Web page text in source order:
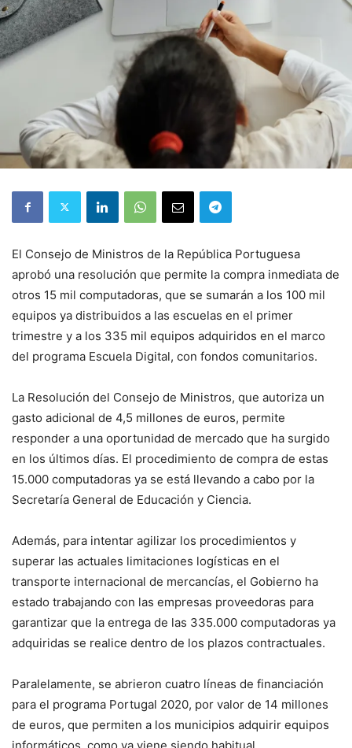
El Consejo de Ministros de la República Portuguesa
aprobó una resolución que permite la compra inmediata de
otros 15 mil computadoras, que se sumarán a los 100 mil
equipos ya distribuidos a las escuelas en el primer
trimestre y a los 335 mil equipos adquiridos en el marco
del programa Escuela Digital, con fondos comunitarios.
La Resolución del Consejo de Ministros, que autoriza un
gasto adicional de 4,5 millones de euros, permite
responder a una oportunidad de mercado que ha surgido
en los últimos días. El procedimiento de compra de estas
15.000 computadoras ya se está llevando a cabo por la
Secretaría General de Educación y Ciencia.
Además, para intentar agilizar los procedimientos y
superar las actuales limitaciones logísticas en el
transporte internacional de mercancías, el Gobierno ha
estado trabajando con las empresas proveedoras para
garantizar que la entrega de las 335.000 computadoras ya
adquiridas se realice dentro de los plazos contractuales.
Paralelamente, se abrieron cuatro líneas de financiación
para el programa Portugal 2020, por valor de 14 millones
de euros, que permiten a los municipios adquirir equipos
informáticos, como ya viene siendo habitual,